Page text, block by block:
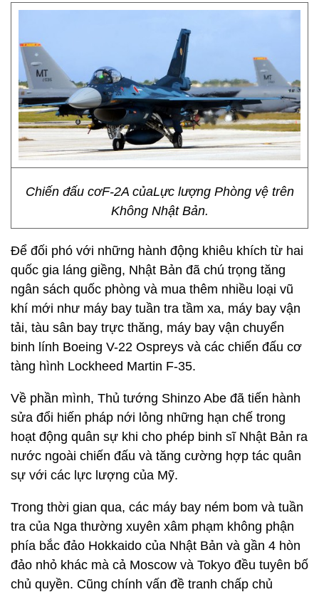
Chiến đấu cơF-2A củaLực lượng Phòng vệ trên
Không Nhật Bản.
Để đối phó với những hành động khiêu khích từ hai
quốc gia láng giềng, Nhật Bản đã chú trọng tăng
ngân sách quốc phòng và mua thêm nhiều loại vũ
khí mới như máy bay tuần tra tầm xa, máy bay vận
tải, tàu sân bay trực thăng, máy bay vận chuyển
binh lính Boeing V-22 Ospreys và các chiến đấu cơ
tàng hình Lockheed Martin F-35.
Về phần mình, Thủ tướng Shinzo Abe đã tiến hành
sửa đổi hiến pháp nới lỏng những hạn chế trong
hoạt động quân sự khi cho phép binh sĩ Nhật Bản ra
nước ngoài chiến đấu và tăng cường hợp tác quân
sự với các lực lượng của Mỹ.
Trong thời gian qua, các máy bay ném bom và tuần
tra của Nga thường xuyên xâm phạm không phận
phía bắc đảo Hokkaido của Nhật Bản và gần 4 hòn
đảo nhỏ khác mà cả Moscow và Tokyo đều tuyên bố
chủ quyền. Cũng chính vấn đề tranh chấp chủ